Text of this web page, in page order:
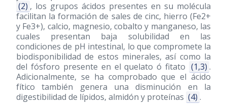
(2) , los grupos ácidos presentes en su molécula
facilitan la formación de sales de cinc, hierro (Fe2+
y Fe3+), calcio, magnesio, cobalto y manganeso, las
cuales presentan baja solubilidad en las
condiciones de pH intestinal, lo que compromete la
biodisponibilidad de estos minerales, así como la
del fósforo presente en el quelato ó fitato (1,3) .
Adicionalmente, se ha comprobado que el ácido
fítico también genera una disminución en la
digestibilidad de lípidos, almidón y proteínas (4) .